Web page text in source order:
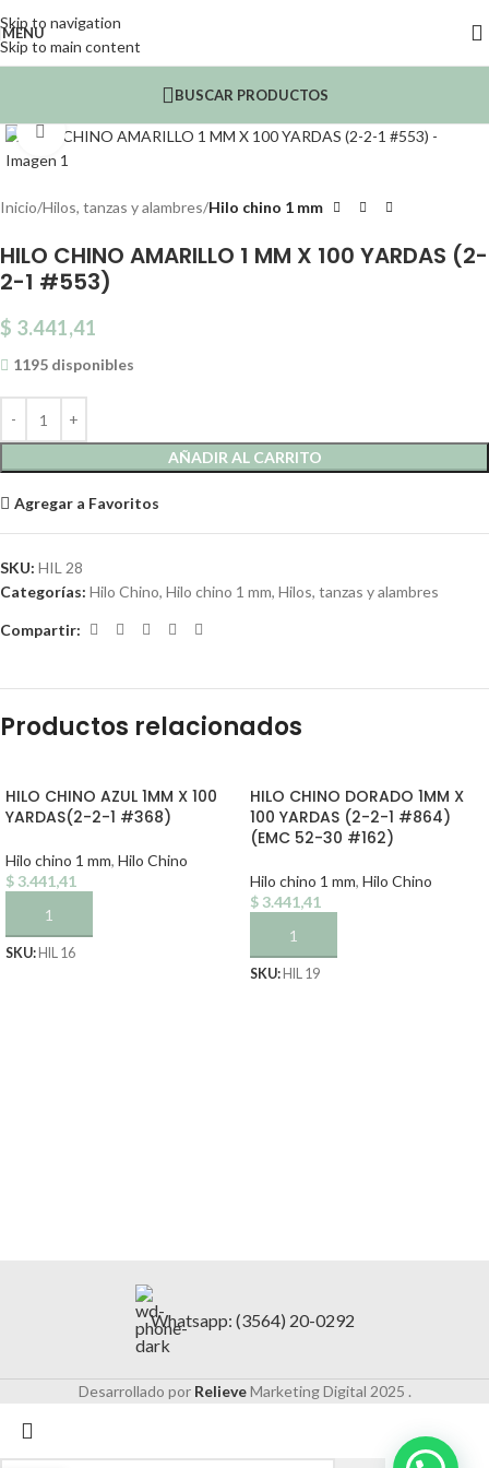
Skip to navigation
Skip to main content
MENU
BUSCAR PRODUCTOS
Click to enlarge
Inicio Hilos, tanzas y alambres Hilo chino 1 mm
HILO CHINO AMARILLO 1 MM X 100 YARDAS (2-
2-1 #553)
$ 3.441,41
1195 disponibles
AÑADIR AL CARRITO
Agregar a Favoritos
SKU: HIL 28
Categorías: Hilo Chino, Hilo chino 1 mm, Hilos, tanzas y alambres
Compartir:
Productos relacionados
HILO CHINO AZUL 1MM X 100
YARDAS(2-2-1 #368)
Hilo chino 1 mm, Hilo Chino
$ 3.441,41
AÑADIR AL CARRITO
SKU: HIL 16
HILO CHINO DORADO 1MM X
100 YARDAS (2-2-1 #864)
(EMC 52-30 #162)
Hilo chino 1 mm, Hilo Chino
$ 3.441,41
AÑADIR AL CARRITO
SKU: HIL 19
Whatsapp: (3564) 20-0292
Desarrollado por RelieveMarketing Digital 2025 .